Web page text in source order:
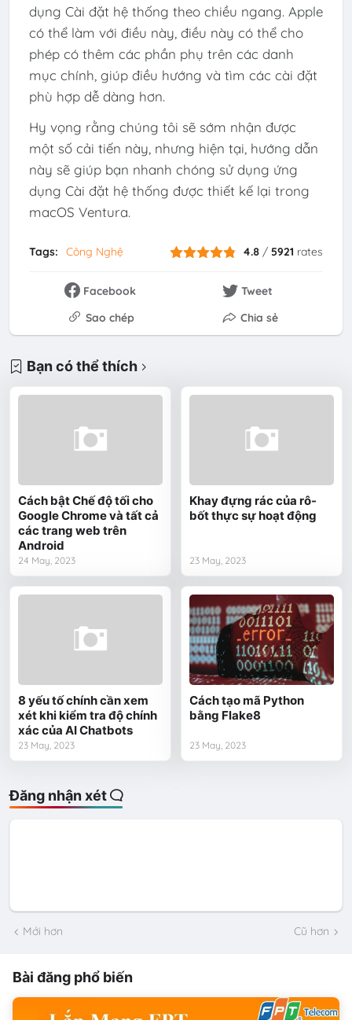
dụng Cài đặt hệ thống theo chiều ngang. Apple
có thể làm với điều này, điều này có thể cho
phép có thêm các phần phụ trên các danh
mục chính, giúp điều hướng và tìm các cài đặt
phù hợp dễ dàng hơn.
Hy vọng rằng chúng tôi sẽ sớm nhận được
một số cải tiến này, nhưng hiện tại, hướng dẫn
này sẽ giúp bạn nhanh chóng sử dụng ứng
dụng Cài đặt hệ thống được thiết kế lại trong
macOS Ventura.
Tags: Công Nghệ 4.8 /5921 rates
Facebook
Tweet
Sao chép
Chia sẻ
Bạn có thể thích
Cách bật Chế độ tối cho
Google Chrome và tất cả
các trang web trên
Android
24 May, 2023
Khay đựng rác của rô-
bốt thực sự hoạt động
23 May, 2023
8 yếu tố chính cần xem
xét khi kiểm tra độ chính
xác của AI Chatbots
23 May, 2023
Cách tạo mã Python
bằng Flake8
23 May, 2023
Đăng nhận xét
Mới hơn Cũ hơn
Bài đăng phổ biến